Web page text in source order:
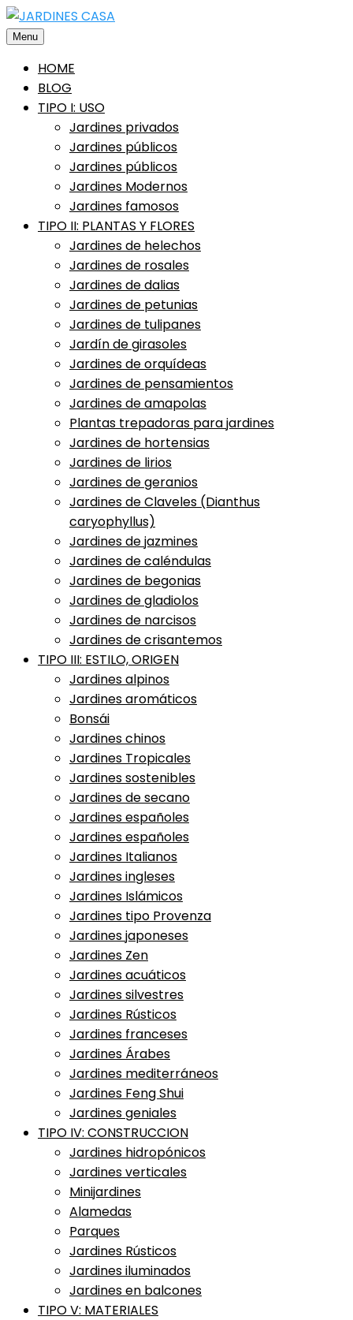
Saltar
alMenu
HOME
BLOG
TIPO I: USO
Jardines privados
Jardines públicos
Jardines públicos
Jardines Modernos
Jardines famosos
TIPO II: PLANTAS Y FLORES
Jardines de helechos
Jardines de rosales
Jardines de dalias
Jardines de petunias
Jardines de tulipanes
Jardín de girasoles
Jardines de orquídeas
Jardines de pensamientos
Jardines de amapolas
Plantas trepadoras para jardines
Jardines de hortensias
Jardines de lirios
Jardines de geranios
Jardines de Claveles (Dianthus
caryophyllus)
Jardines de jazmines
Jardines de caléndulas
Jardines de begonias
Jardines de gladiolos
Jardines de narcisos
Jardines de crisantemos
TIPO III: ESTILO, ORIGEN
Jardines alpinos
Jardines aromáticos
Bonsái
Jardines chinos
Jardines Tropicales
Jardines sostenibles
Jardines de secano
Jardines españoles
Jardines españoles
Jardines Italianos
Jardines ingleses
Jardines Islámicos
Jardines tipo Provenza
Jardines japoneses
Jardines Zen
Jardines acuáticos
Jardines silvestres
Jardines Rústicos
Jardines franceses
Jardines Árabes
Jardines mediterráneos
Jardines Feng Shui
Jardines geniales
TIPO IV: CONSTRUCCION
Jardines hidropónicos
Jardines verticales
Minijardines
Alamedas
Parques
Jardines Rústicos
Jardines iluminados
Jardines en balcones
TIPO V: MATERIALES